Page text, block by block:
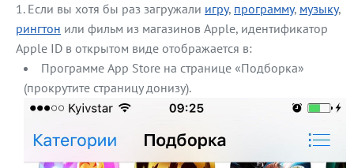
Если вы хотя бы раз загружали игру, программу, музыку,
рингтон или фильм из магазинов Apple, идентификатор
Apple ID в открытом виде отображается в:
Программе App Store на странице «Подборка»
(прокрутите страницу донизу).